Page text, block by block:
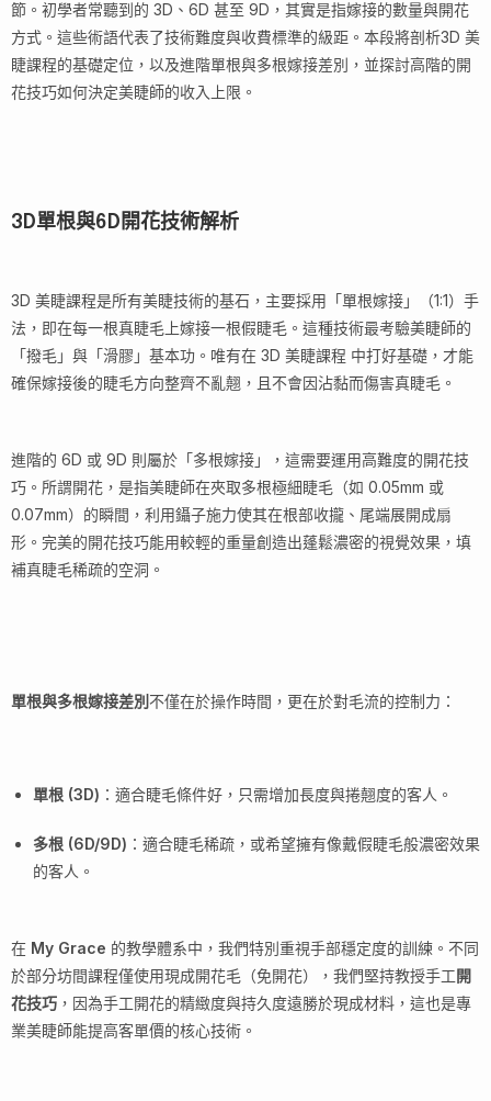
節。初學者常聽到的 3D、6D 甚至 9D，其實是指嫁接的數量與開花
方式。這些術語代表了技術難度與收費標準的級距。本段將剖析3D 美
睫課程的基礎定位，以及進階單根與多根嫁接差別，並探討高階的開
花技巧如何決定美睫師的收入上限。
3D單根與6D開花技術解析
3D 美睫課程是所有美睫技術的基石，主要採用「單根嫁接」（1:1）手
法，即在每一根真睫毛上嫁接一根假睫毛。這種技術最考驗美睫師的
「撥毛」與「滑膠」基本功。唯有在 3D 美睫課程 中打好基礎，才能
確保嫁接後的睫毛方向整齊不亂翹，且不會因沾黏而傷害真睫毛。
進階的 6D 或 9D 則屬於「多根嫁接」，這需要運用高難度的開花技
巧。所謂開花，是指美睫師在夾取多根極細睫毛（如 0.05mm 或
0.07mm）的瞬間，利用鑷子施力使其在根部收攏、尾端展開成扇
形。完美的開花技巧能用較輕的重量創造出蓬鬆濃密的視覺效果，填
補真睫毛稀疏的空洞。
單根與多根嫁接差別 不僅在於操作時間，更在於對毛流的控制力：
單根 (3D) ：適合睫毛條件好，只需增加長度與捲翹度的客人。
多根 (6D/9D) ：適合睫毛稀疏，或希望擁有像戴假睫毛般濃密效果
的客人。
在 My Grace 的教學體系中，我們特別重視手部穩定度的訓練。不同
於部分坊間課程僅使用現成開花毛（免開花），我們堅持教授手工開
花技巧 ，因為手工開花的精緻度與持久度遠勝於現成材料，這也是專
業美睫師能提高客單價的核心技術。